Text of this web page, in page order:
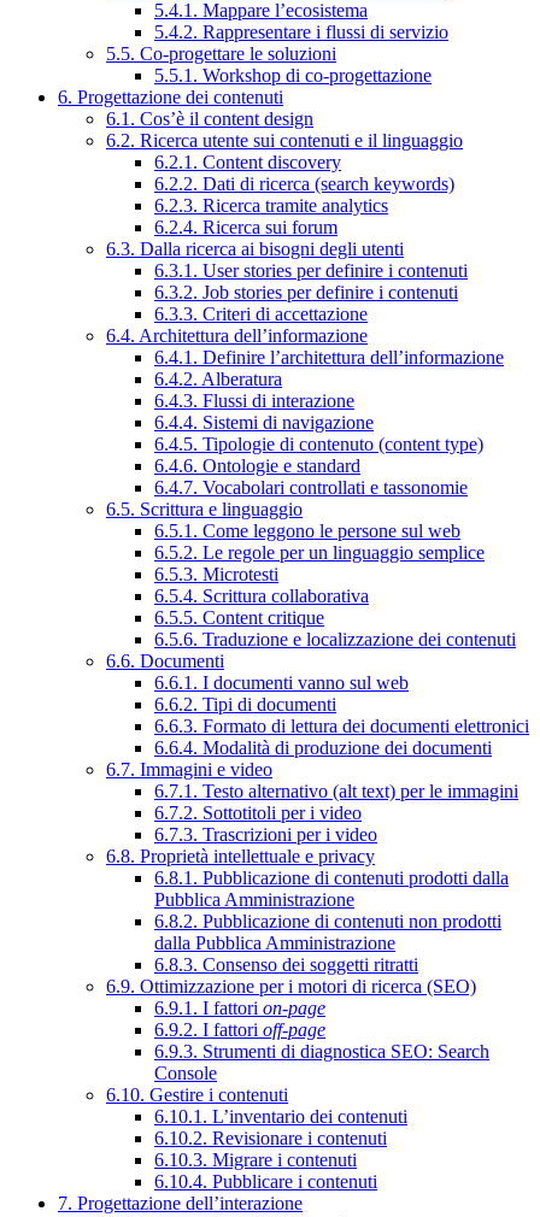
5.4.1. Mappare l’ecosistema
5.4.2. Rappresentare i flussi di servizio
5.5. Co-progettare le soluzioni
5.5.1. Workshop di co-progettazione
6. Progettazione dei contenuti
6.1. Cos’è il content design
6.2. Ricerca utente sui contenuti e il linguaggio
6.2.1. Content discovery
6.2.2. Dati di ricerca (search keywords)
6.2.3. Ricerca tramite analytics
6.2.4. Ricerca sui forum
6.3. Dalla ricerca ai bisogni degli utenti
6.3.1. User stories per definire i contenuti
6.3.2. Job stories per definire i contenuti
6.3.3. Criteri di accettazione
6.4. Architettura dell’informazione
6.4.1. Definire l’architettura dell’informazione
6.4.2. Alberatura
6.4.3. Flussi di interazione
6.4.4. Sistemi di navigazione
6.4.5. Tipologie di contenuto (content type)
6.4.6. Ontologie e standard
6.4.7. Vocabolari controllati e tassonomie
6.5. Scrittura e linguaggio
6.5.1. Come leggono le persone sul web
6.5.2. Le regole per un linguaggio semplice
6.5.3. Microtesti
6.5.4. Scrittura collaborativa
6.5.5. Content critique
6.5.6. Traduzione e localizzazione dei contenuti
6.6. Documenti
6.6.1. I documenti vanno sul web
6.6.2. Tipi di documenti
6.6.3. Formato di lettura dei documenti elettronici
6.6.4. Modalità di produzione dei documenti
6.7. Immagini e video
6.7.1. Testo alternativo (alt text) per le immagini
6.7.2. Sottotitoli per i video
6.7.3. Trascrizioni per i video
6.8. Proprietà intellettuale e privacy
6.8.1. Pubblicazione di contenuti prodotti dalla
Pubblica Amministrazione
6.8.2. Pubblicazione di contenuti non prodotti
dalla Pubblica Amministrazione
6.8.3. Consenso dei soggetti ritratti
6.9. Ottimizzazione per i motori di ricerca (SEO)
6.9.1. I fattori on-page
6.9.2. I fattori off-page
6.9.3. Strumenti di diagnostica SEO: Search
Console
6.10. Gestire i contenuti
6.10.1. L’inventario dei contenuti
6.10.2. Revisionare i contenuti
6.10.3. Migrare i contenuti
6.10.4. Pubblicare i contenuti
7. Progettazione dell’interazione